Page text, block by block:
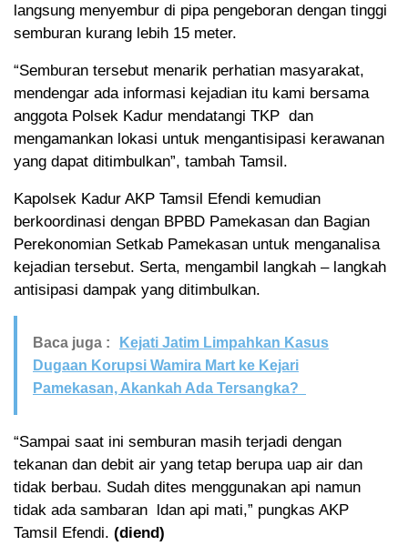
langsung menyembur di pipa pengeboran dengan tinggi
semburan kurang lebih 15 meter.
“Semburan tersebut menarik perhatian masyarakat,
mendengar ada informasi kejadian itu kami bersama
anggota Polsek Kadur mendatangi TKP dan
mengamankan lokasi untuk mengantisipasi kerawanan
yang dapat ditimbulkan”, tambah Tamsil.
Kapolsek Kadur AKP Tamsil Efendi kemudian
berkoordinasi dengan BPBD Pamekasan dan Bagian
Perekonomian Setkab Pamekasan untuk menganalisa
kejadian tersebut. Serta, mengambil langkah – langkah
antisipasi dampak yang ditimbulkan.
Baca juga :
Kejati Jatim Limpahkan Kasus
Dugaan Korupsi Wamira Mart ke Kejari
Pamekasan, Akankah Ada Tersangka?
“Sampai saat ini semburan masih terjadi dengan
tekanan dan debit air yang tetap berupa uap air dan
tidak berbau. Sudah dites menggunakan api namun
tidak ada sambaran ldan api mati,” pungkas AKP
Tamsil Efendi. (diend)